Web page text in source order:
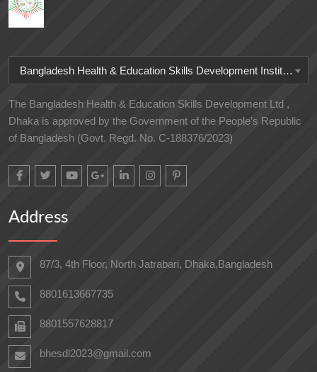
Bangladesh Health & Education Skills Development Institute
The Bangladesh Health & Education Skills Development Ltd ,
Dhaka is approved by the Government of the People’s Republic
of Bangladesh (Govt. Regd. No. C-188376/2023)
Address
87/3, 4th Floor, North Jatrabari, Dhaka,Bangladesh
8801613667735
8801557628817
bhesdl2023@gmail.com